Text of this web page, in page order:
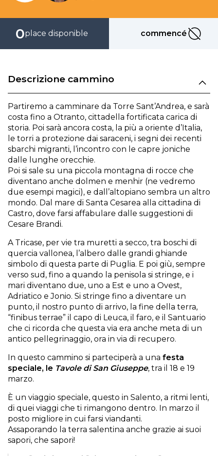
0place disponible commencé
Descrizione cammino
Partiremo a camminare da Torre Sant’Andrea, e sarà
costa fino a Otranto, cittadella fortificata carica di
storia. Poi sarà ancora costa, la più a oriente d’Italia,
le torri a protezione dai saraceni, i segni dei recenti
sbarchi migranti, l’incontro con le capre joniche
dalle lunghe orecchie.
Poi si sale su una piccola montagna di rocce che
diventano anche dolmen e menhir (ne vedremo
due esempi magici), e dall’altopiano sembra un altro
mondo. Dal mare di Santa Cesarea alla cittadina di
Castro, dove farsi affabulare dalle suggestioni di
Cesare Brandi.
A Tricase, per vie tra muretti a secco, tra boschi di
quercia vallonea, l’albero dalle grandi ghiande
simbolo di questa parte di Puglia. E poi giù, sempre
verso sud, fino a quando la penisola si stringe, e i
mari diventano due, uno a Est e uno a Ovest,
Adriatico e Jonio. Si stringe fino a diventare un
punto, il nostro punto di arrivo, la fine della terra,
“finibus terrae” il capo di Leuca, il faro, e il Santuario
che ci ricorda che questa via era anche meta di un
antico pellegrinaggio, ora in via di recupero.
In questo cammino si parteciperà a una festa
speciale, le Tavole di San Giuseppe, tra il 18 e 19
marzo.
È un viaggio speciale, questo in Salento, a ritmi lenti,
di quei viaggi che ti rimangono dentro. In marzo il
posto migliore in cui farsi viandanti.
Assaporando la terra salentina anche grazie ai suoi
sapori, che sapori!